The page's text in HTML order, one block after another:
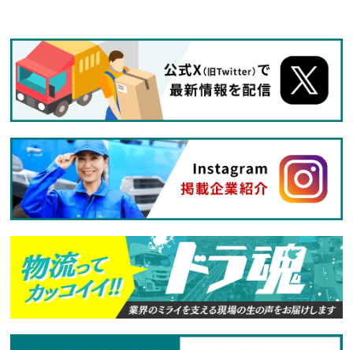
住所
東京都板橋区加賀 2-18-13
資本金
15,000,000円
従業員数
186名（令和6年7月末日現在）
業務内容
一般乗用旅客自動車運送事業（タクシー業）
HP
https://www.nikkotaxi.co.jp/